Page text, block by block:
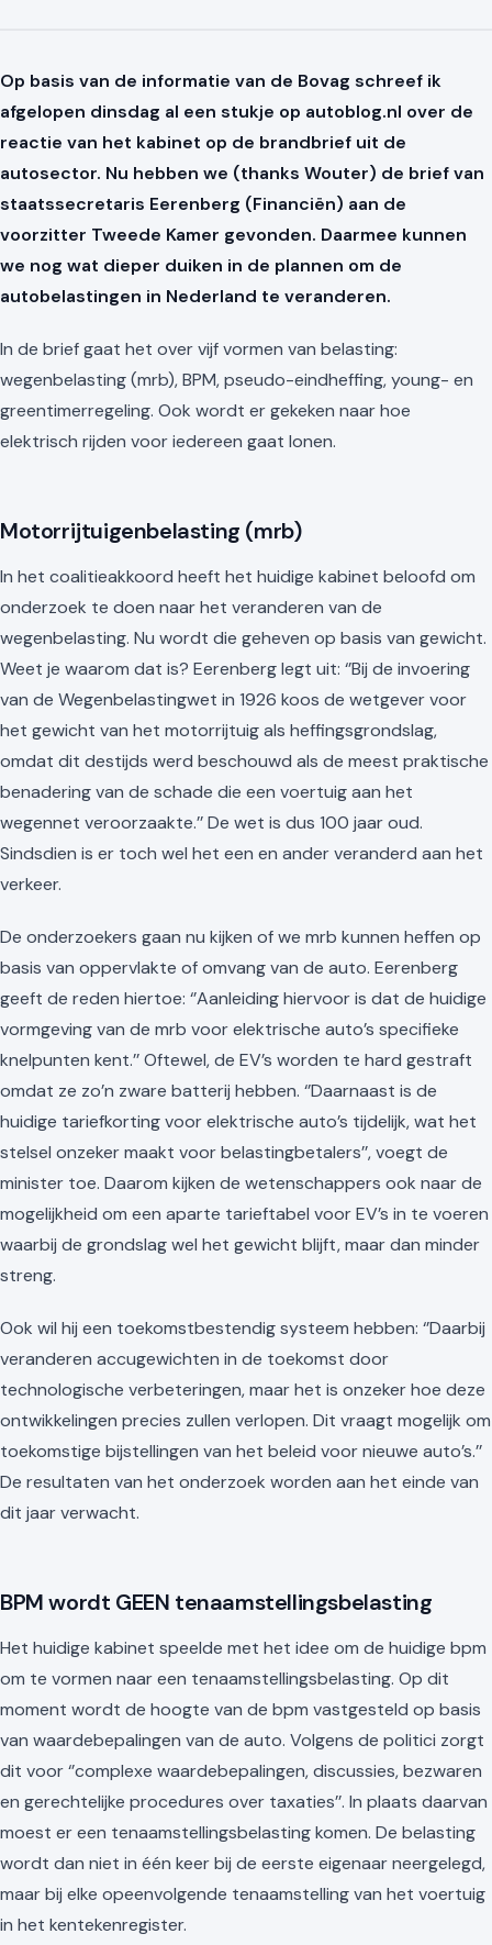
Op basis van de informatie van de Bovag schreef ik
afgelopen dinsdag al een stukje op autoblog.nl over de
reactie van het kabinet op de brandbrief uit de
autosector. Nu hebben we (thanks Wouter) de brief van
staatssecretaris Eerenberg (Financiën) aan de
voorzitter Tweede Kamer gevonden. Daarmee kunnen
we nog wat dieper duiken in de plannen om de
autobelastingen in Nederland te veranderen.
In de brief gaat het over vijf vormen van belasting:
wegenbelasting (mrb), BPM, pseudo-eindheffing, young- en
greentimerregeling. Ook wordt er gekeken naar hoe
elektrisch rijden voor iedereen gaat lonen.
Motorrijtuigenbelasting (mrb)
In het coalitieakkoord heeft het huidige kabinet beloofd om
onderzoek te doen naar het veranderen van de
wegenbelasting. Nu wordt die geheven op basis van gewicht.
Weet je waarom dat is? Eerenberg legt uit: ‘’Bij de invoering
van de Wegenbelastingwet in 1926 koos de wetgever voor
het gewicht van het motorrijtuig als heffingsgrondslag,
omdat dit destijds werd beschouwd als de meest praktische
benadering van de schade die een voertuig aan het
wegennet veroorzaakte.’’ De wet is dus 100 jaar oud.
Sindsdien is er toch wel het een en ander veranderd aan het
verkeer.
De onderzoekers gaan nu kijken of we mrb kunnen heffen op
basis van oppervlakte of omvang van de auto. Eerenberg
geeft de reden hiertoe: ‘’Aanleiding hiervoor is dat de huidige
vormgeving van de mrb voor elektrische auto’s specifieke
knelpunten kent.’’ Oftewel, de EV’s worden te hard gestraft
omdat ze zo’n zware batterij hebben. ‘’Daarnaast is de
huidige tariefkorting voor elektrische auto’s tijdelijk, wat het
stelsel onzeker maakt voor belastingbetalers’’, voegt de
minister toe. Daarom kijken de wetenschappers ook naar de
mogelijkheid om een aparte tarieftabel voor EV’s in te voeren
waarbij de grondslag wel het gewicht blijft, maar dan minder
streng.
Ook wil hij een toekomstbestendig systeem hebben: ‘’Daarbij
veranderen accugewichten in de toekomst door
technologische verbeteringen, maar het is onzeker hoe deze
ontwikkelingen precies zullen verlopen. Dit vraagt mogelijk om
toekomstige bijstellingen van het beleid voor nieuwe auto’s.’’
De resultaten van het onderzoek worden aan het einde van
dit jaar verwacht.
BPM wordt GEEN tenaamstellingsbelasting
Het huidige kabinet speelde met het idee om de huidige bpm
om te vormen naar een tenaamstellingsbelasting. Op dit
moment wordt de hoogte van de bpm vastgesteld op basis
van waardebepalingen van de auto. Volgens de politici zorgt
dit voor ‘’complexe waardebepalingen, discussies, bezwaren
en gerechtelijke procedures over taxaties’’. In plaats daarvan
moest er een tenaamstellingsbelasting komen. De belasting
wordt dan niet in één keer bij de eerste eigenaar neergelegd,
maar bij elke opeenvolgende tenaamstelling van het voertuig
in het kentekenregister.